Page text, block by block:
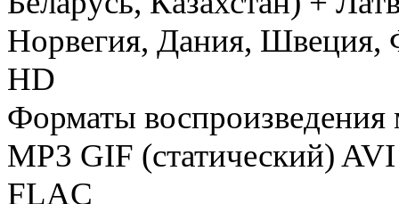
Норвегия, Дания, Швеция,
HD
Форматы
MP3 GIF (статический)
FLAC